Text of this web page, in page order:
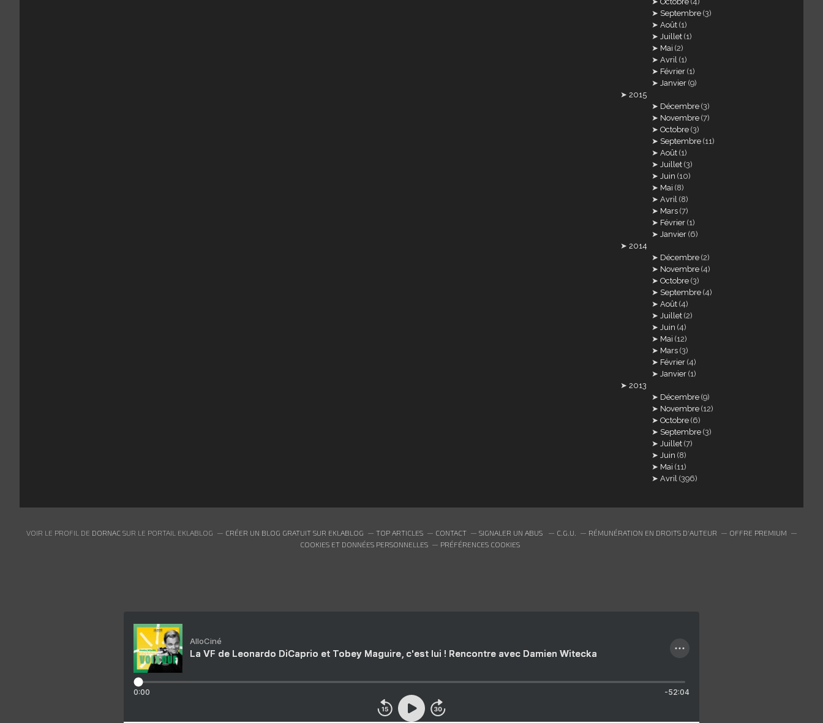
Septembre (3)
Août (1)
Juillet (1)
Mai (2)
Avril (1)
Février (1)
Janvier (9)
2015
Décembre (3)
Novembre (7)
Octobre (3)
Septembre (11)
Août (1)
Juillet (3)
Juin (10)
Mai (8)
Avril (8)
Mars (7)
Février (1)
Janvier (6)
2014
Décembre (2)
Novembre (4)
Octobre (3)
Septembre (4)
Août (4)
Juillet (2)
Juin (4)
Mai (12)
Mars (3)
Février (4)
Janvier (1)
2013
Décembre (9)
Novembre (12)
Octobre (6)
Septembre (3)
Juillet (7)
Juin (8)
Mai (11)
Avril (396)
VOIR LE PROFIL DE DORNACSUR LE PORTAIL EKLABLOG CRÉER UN BLOG GRATUIT SUR EKLABLOG TOP ARTICLES CONTACT SIGNALER UN ABUS C.G.U. RÉMUNÉRATION EN DROITS D'AUTEUR
OFFRE PREMIUM
COOKIES ET DONNÉES PERSONNELLES
PRÉFÉRENCES COOKIES
AlloCiné
La VF de Leonardo DiCaprio et Tobey Maguire, c'est lui ! Rencontre avec Damien Witecka
0:00 -52:04